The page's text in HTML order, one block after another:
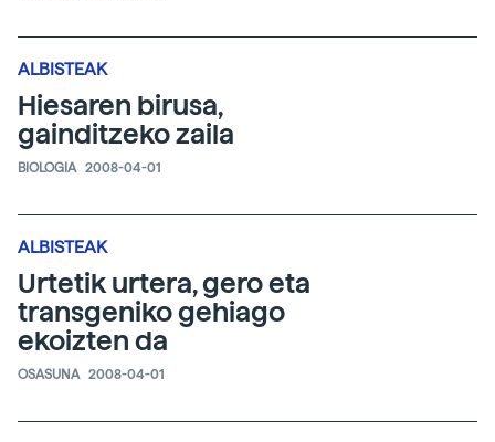
ALBISTEAK
Hiesaren birusa,
gainditzeko zaila
BIOLOGIA 2008-04-01
ALBISTEAK
Urtetik urtera, gero eta
transgeniko gehiago
ekoizten da
OSASUNA 2008-04-01